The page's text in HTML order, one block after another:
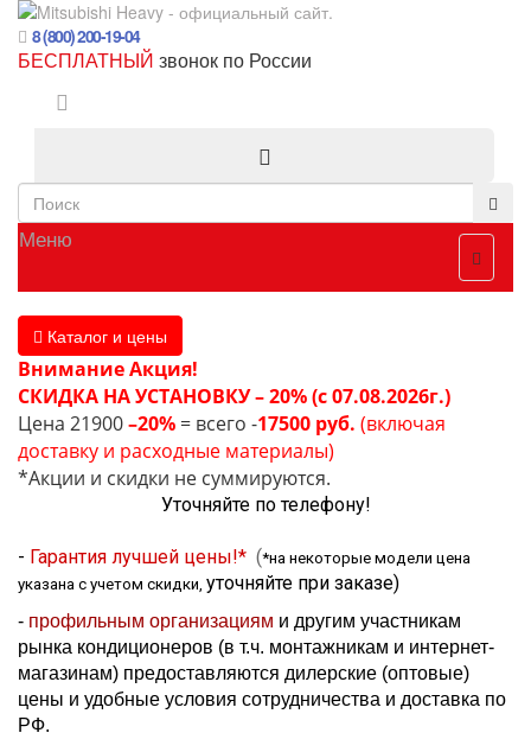
8 (800) 200-19-04
БЕСПЛАТНЫЙ звонок по России
Меню
Каталог и цены
Внимание Акция!
СКИДКА НА УСТАНОВКУ – 20% (с 07.08.2026г.)
Цена 21900–20% = всего -17500 руб. (включая
доставку и расходные материалы)
*Акции и скидки не суммируются.
Уточняйте по телефону!
- Гарантия лучшей цены!* (*на некоторые модели цена
указана с учетом скидки, уточняйте при заказе)
- профильным организациям и другим участникам
рынка кондиционеров (в т.ч. монтажникам и интернет-
магазинам) предоставляются дилерские (оптовые)
цены и удобные условия сотрудничества и доставка по
РФ.